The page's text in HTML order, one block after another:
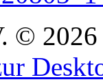
© 2026